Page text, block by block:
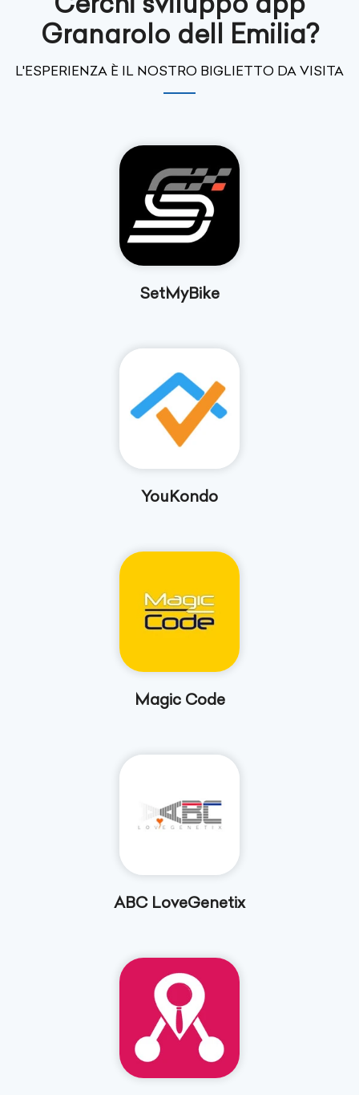
Granarolo dell Emilia?
L'ESPERIENZA È IL NOSTRO BIGLIETTO DA VISITA
SetMyBike
YouKondo
Magic Code
ABC LoveGenetix